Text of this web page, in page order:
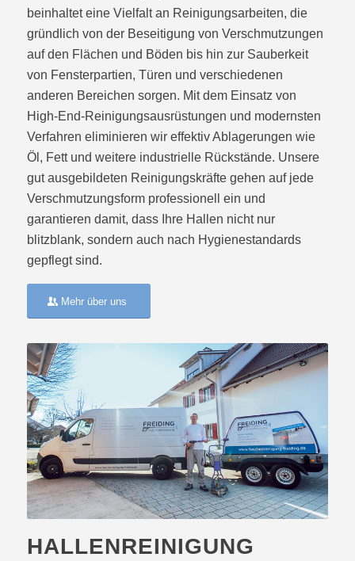
beinhaltet eine Vielfalt an Reinigungsarbeiten, die
gründlich von der Beseitigung von Verschmutzungen
auf den Flächen und Böden bis hin zur Sauberkeit
von Fensterpartien, Türen und verschiedenen
anderen Bereichen sorgen. Mit dem Einsatz von
High-End-Reinigungsausrüstungen und modernsten
Verfahren eliminieren wir effektiv Ablagerungen wie
Öl, Fett und weitere industrielle Rückstände. Unsere
gut ausgebildeten Reinigungskräfte gehen auf jede
Verschmutzungsform professionell ein und
garantieren damit, dass Ihre Hallen nicht nur
blitzblank, sondern auch nach Hygienestandards
gepflegt sind.
Mehr über uns
HALLENREINIGUNG